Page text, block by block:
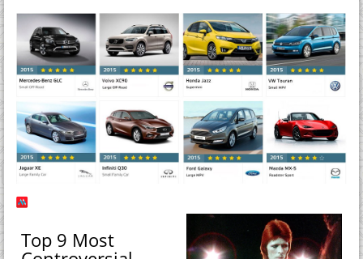
Top 9 Most